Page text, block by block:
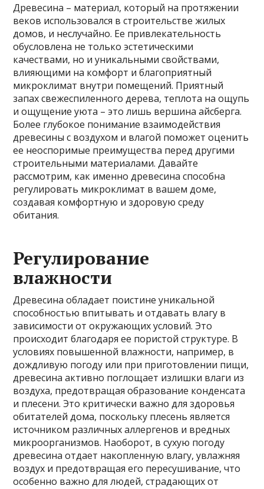
Древесина – материал, который на протяжении
веков использовался в строительстве жилых
домов, и неслучайно. Ее привлекательность
обусловлена не только эстетическими
качествами, но и уникальными свойствами,
влияющими на комфорт и благоприятный
микроклимат внутри помещений. Приятный
запах свежеспиленного дерева, теплота на ощупь
и ощущение уюта – это лишь вершина айсберга.
Более глубокое понимание взаимодействия
древесины с воздухом и влагой поможет оценить
ее неоспоримые преимущества перед другими
строительными материалами. Давайте
рассмотрим, как именно древесина способна
регулировать микроклимат в вашем доме,
создавая комфортную и здоровую среду
обитания.
Регулирование
влажности
Древесина обладает поистине уникальной
способностью впитывать и отдавать влагу в
зависимости от окружающих условий. Это
происходит благодаря ее пористой структуре. В
условиях повышенной влажности, например, в
дождливую погоду или при приготовлении пищи,
древесина активно поглощает излишки влаги из
воздуха, предотвращая образование конденсата
и плесени. Это критически важно для здоровья
обитателей дома, поскольку плесень является
источником различных аллергенов и вредных
микроорганизмов. Наоборот, в сухую погоду
древесина отдает накопленную влагу, увлажняя
воздух и предотвращая его пересушивание, что
особенно важно для людей, страдающих от